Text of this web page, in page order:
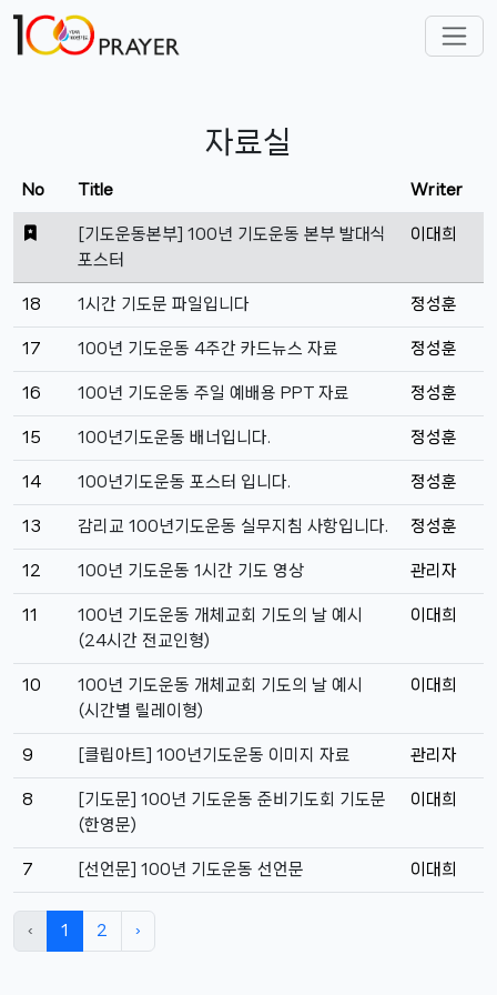
자료실
No Title Writer
[기도운동본부] 100년 기도운동 본부 발대식
포스터
이대희
18 1시간 기도문 파일입니다 정성훈
17 100년 기도운동 4주간 카드뉴스 자료 정성훈
16 100년 기도운동 주일 예배용 PPT 자료 정성훈
15 100년기도운동 배너입니다. 정성훈
14 100년기도운동 포스터 입니다. 정성훈
13 감리교 100년기도운동 실무지침 사항입니다. 정성훈
12 100년 기도운동 1시간 기도 영상 관리자
11
100년 기도운동 개체교회 기도의 날 예시
(24시간 전교인형)
이대희
10
100년 기도운동 개체교회 기도의 날 예시
(시간별 릴레이형)
이대희
9 [클립아트] 100년기도운동 이미지 자료 관리자
8
[기도문] 100년 기도운동 준비기도회 기도문
(한영문)
이대희
7 [선언문] 100년 기도운동 선언문 이대희
‹ 1 2 ›